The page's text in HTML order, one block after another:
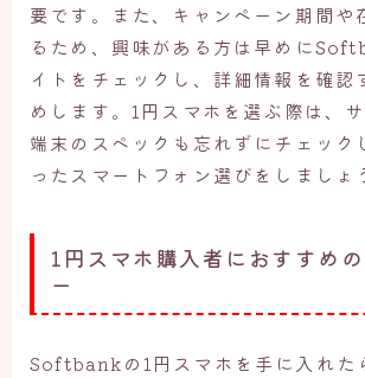
要です。また、キャンペーン期間や
るため、興味がある方は早めに
イトをチェックし、詳細情報を確認
めします。1円スマホを選ぶ際は、
端末のスペックも忘れずにチェック
ったスマートフォン選びをしましょ
1円スマホ購入者におすすめ
ー
Softbankの1円スマホを手に入れた